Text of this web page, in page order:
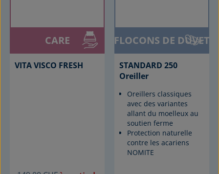
CARE
VITA VISCO FRESH
FLOCONS DE DUVET
STANDARD 250
Oreiller
Oreillers classiques
avec des variantes
allant du moelleux au
soutien ferme
Protection naturelle
contre les acariens
NOMITE